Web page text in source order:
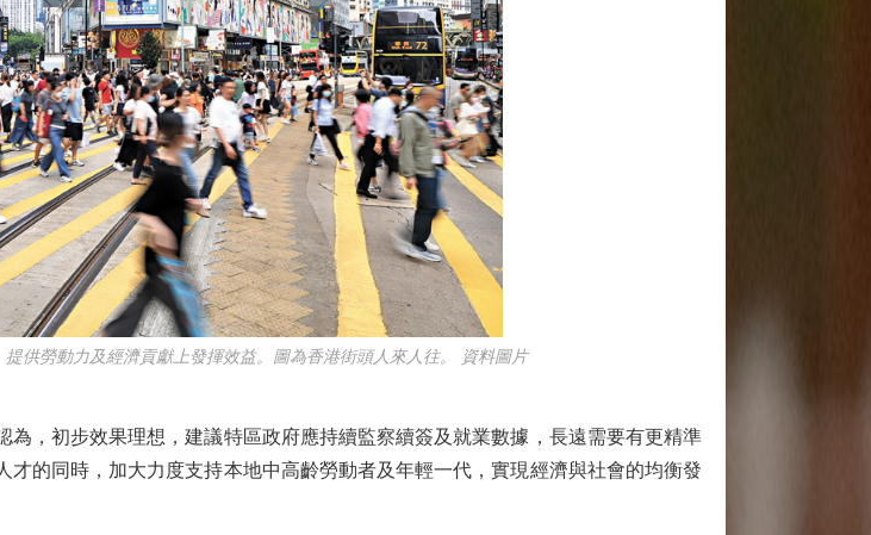
供勞動力及經濟貢獻上發揮效益。圖為香港街頭人來人往。 資料圖片
初步效果理想，建議特區政府應持續監察續簽及就業數據，長遠需要有更精準
的同時，加大力度支持本地中高齡勞動者及年輕一代，實現經濟與社會的均衡發